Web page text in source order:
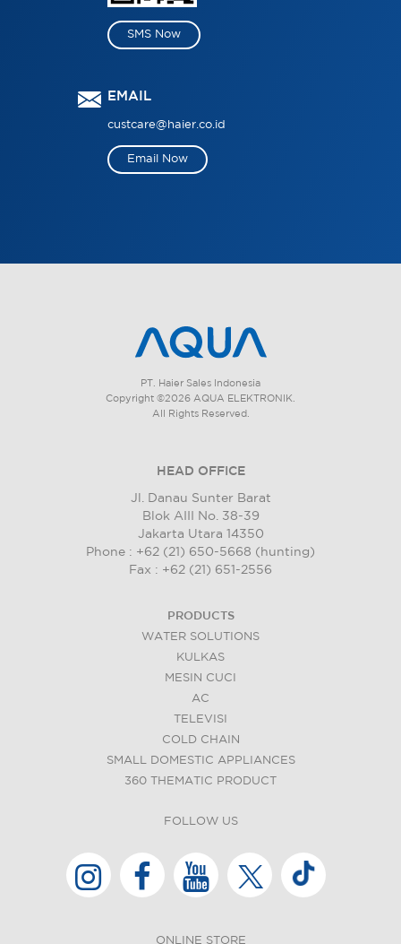
SMS Now
EMAIL
custcare@haier.co.id
Email Now
PT. Haier Sales Indonesia
Copyright ©2026 AQUA ELEKTRONIK.
All Rights Reserved.
HEAD OFFICE
Jl. Danau Sunter Barat
Blok AIII No. 38-39
Jakarta Utara 14350
Phone : +62 (21) 650-5668 (hunting)
Fax : +62 (21) 651-2556
PRODUCTS
WATER SOLUTIONS
KULKAS
MESIN CUCI
AC
TELEVISI
COLD CHAIN
SMALL DOMESTIC APPLIANCES
360 THEMATIC PRODUCT
FOLLOW US
ONLINE STORE